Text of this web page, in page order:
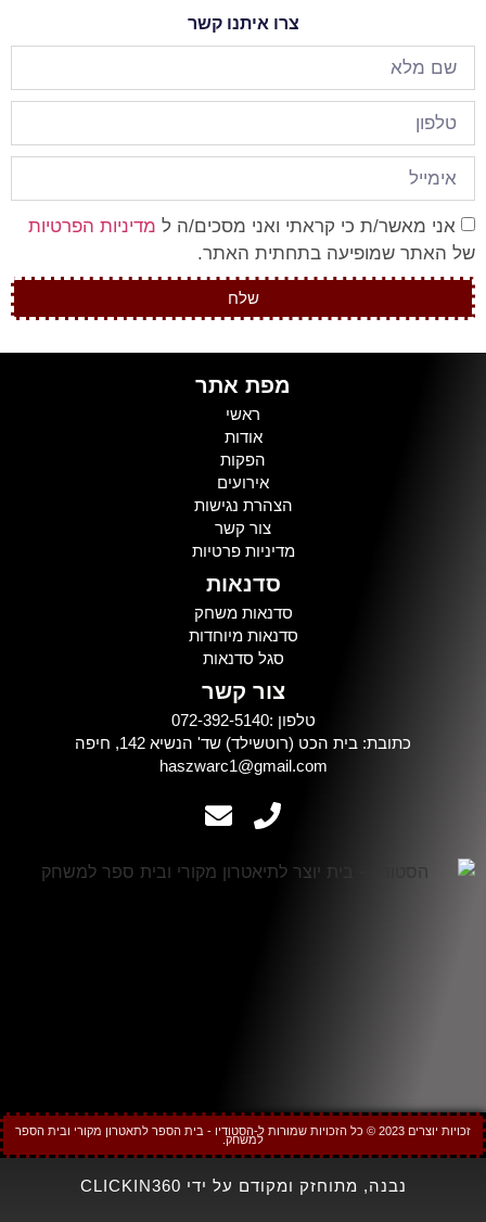
צרו איתנו קשר
אני מאשר/ת כי קראתי ואני מסכים/ה ל מדיניות הפרטיות
של האתר שמופיעה בתחתית האתר.
שלח
מפת אתר
ראשי
אודות
הפקות
אירועים
הצהרת נגישות
צור קשר
מדיניות פרטיות
סדנאות
סדנאות משחק
סדנאות מיוחדות
סגל סדנאות
צור קשר
טלפון :072-392-5140
כתובת: בית הכט (רוטשילד) שד' הנשיא 142, חיפה
haszwarc1@gmail.com
זכויות יוצרים 2023 © כל הזכויות שמורות ל-הסטודיו - בית הספר לתאטרון מקורי ובית הספר
למשחק.
נבנה, מתוחזק ומקודם על ידי CLICKIN360